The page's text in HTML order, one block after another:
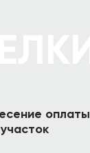
оплаты